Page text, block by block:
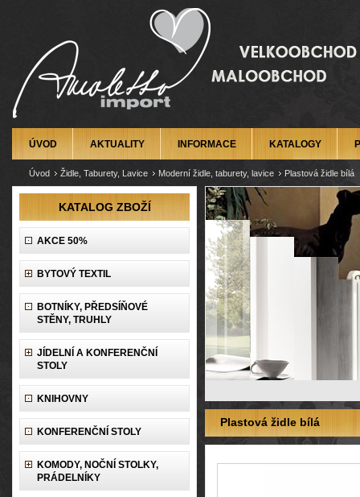
ÚVOD AKTUALITY INFORMACE KATALOGY
Úvod Židle, Taburety, Lavice Moderní židle, taburety, lavice Plastová židle bílá
KATALOG ZBOŽÍ
AKCE 50%
BYTOVÝ TEXTIL
BOTNÍKY, PŘEDSÍŇOVÉ
STĚNY, TRUHLY
JÍDELNÍ A KONFERENČNÍ
STOLY
KNIHOVNY
KONFERENČNÍ STOLY
KOMODY, NOČNÍ STOLKY,
PRÁDELNÍKY
Plastová židle bílá